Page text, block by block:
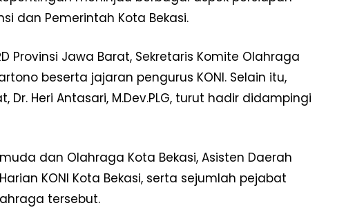
dan Pemerintah Kota Bekasi.
Provinsi Jawa Barat, Sekretaris Komite Olahraga
beserta jajaran pengurus KONI. Selain itu,
Heri Antasari, M.Dev.PLG, turut hadir didampingi
dan Olahraga Kota Bekasi, Asisten Daerah
KONI Kota Bekasi, serta sejumlah pejabat
tersebut.